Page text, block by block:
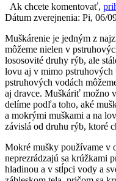
Ak chcete komentovať,
Dátum zverejnenia: Pi, 06/
Muškárenie je jedným z
môžeme nielen v
lososovité druhy rýb, ale
lovu aj v mimo
pstruhových vodách
aj dravce. Muškáriť možno
delíme podľa toho, aké
a mokrými muškami a na
závislá od druhu rýb, ktoré
Mokré mušky používame v
neprezrádzajú sa krúžkami
hladinou a v stĺpci vody a